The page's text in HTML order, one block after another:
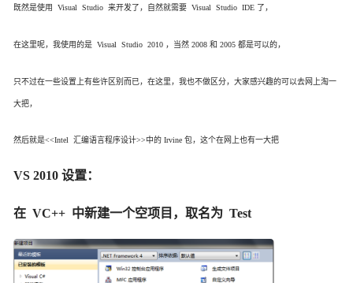
既然是使用 Visual Studio 来开发了，自然就需要 Visual Studio IDE 了，
在这里呢，我使用的是 Visual Studio 2010 ，当然 2008 和 2005 都是可以的，
只不过在一些设置上有些许区别而已，在这里，我也不做区分，大家感兴趣的可以去网上淘一
大把，
然后就是<<Intel 汇编语言程序设计>>中的 Irvine 包，这个在网上也有一大把
VS 2010 设置：
在 VC++ 中新建一个空项目，取名为 Test